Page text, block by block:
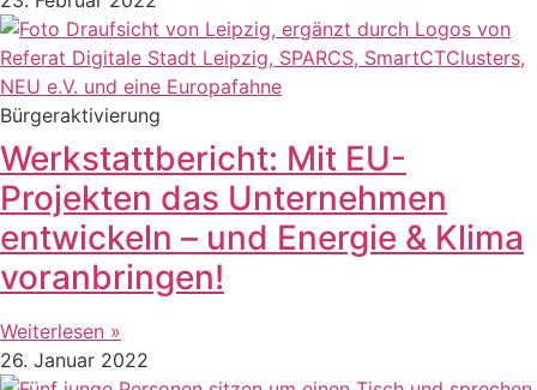
Bürgeraktivierung
Werkstattbericht: Mit EU-
Projekten das Unternehmen
entwickeln – und Energie & Klima
voranbringen!
Weiterlesen »
26. Januar 2022